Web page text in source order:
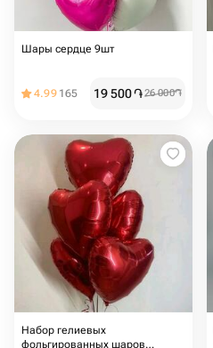
Шары сердце 9шт
4.99 165 19 500֏26 000֏
Набор гелиевых
фольгированных шаров